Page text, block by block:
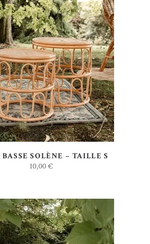
AJOUTER AU DEVIS
SOLÈNE – TAILLE S
10,00€